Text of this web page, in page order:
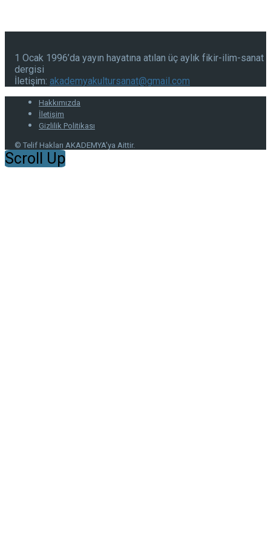
1 Ocak 1996’da yayın hayatına atılan üç aylık fikir-ilim-sanat
dergisi
İletişim: akademyakultursanat@gmail.com
Hakkımızda
İletişim
Gizlilik Politikası
© Telif Hakları AKADEMYA'ya Aittir.
Scroll Up